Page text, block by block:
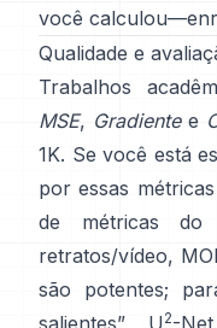
você
Qualidade e
Trabalhos
MSE, Gradientee
1K. Se você está
por essas métricas
de métricas do
retratos/vídeo,
são potentes;
salientes”,
U 2-Net